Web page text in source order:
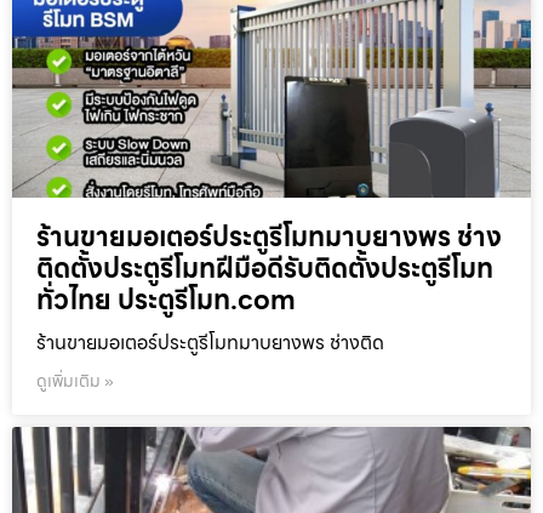
ร้านขายมอเตอร์ประตูรีโมทมาบยางพร ช่าง
ติดตั้งประตูรีโมทฝีมือดีรับติดตั้งประตูรีโมท
ทั่วไทย ประตูรีโมท.com
ร้านขายมอเตอร์ประตูรีโมทมาบยางพร ช่างติด
ดูเพิ่มเติม »